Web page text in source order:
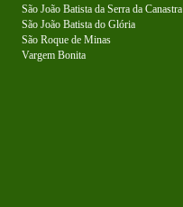
São João Batista da Serra da Canastra
São João Batista do Glória
São Roque de Minas
Vargem Bonita